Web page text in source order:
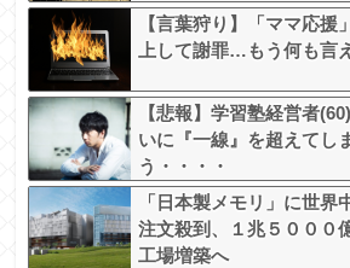
【言葉狩り】「ママ応援
上して謝罪…もう何も言
【悲報】学習塾経営者
いに『一線』を超えてし
う・・・・
「日本製メモリ」に世界
注文殺到、１兆５０００
工場増築へ